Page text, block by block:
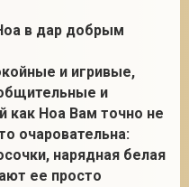
в дар добрым
и игривые,
и
как Ноа Вам точно не
очаровательна:
нарядная белая
ее просто